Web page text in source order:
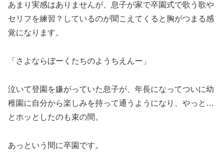
あまり実感はありませんが、息子が家で卒園式で歌う歌や
セリフを練習？しているのが聞こえてくると胸がつまる感
覚になります。
「さよならぼーくたちのようちえんー」
泣いて登園を嫌がっていた息子が、年長になってついに幼
稚園に自分から楽しみを持って通うようになり、やっと…
とホッとしたのも束の間。
あっという間に卒園です。